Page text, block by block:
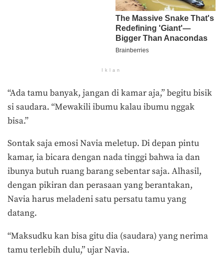
Iklan
“Ada tamu banyak, jangan di kamar aja,” begitu bisik
si saudara. “Mewakili ibumu kalau ibumu nggak
bisa.”
Sontak saja emosi Navia meletup. Di depan pintu
kamar, ia bicara dengan nada tinggi bahwa ia dan
ibunya butuh ruang barang sebentar saja. Alhasil,
dengan pikiran dan perasaan yang berantakan,
Navia harus meladeni satu persatu tamu yang
datang.
“Maksudku kan bisa gitu dia (saudara) yang nerima
tamu terlebih dulu,” ujar Navia.